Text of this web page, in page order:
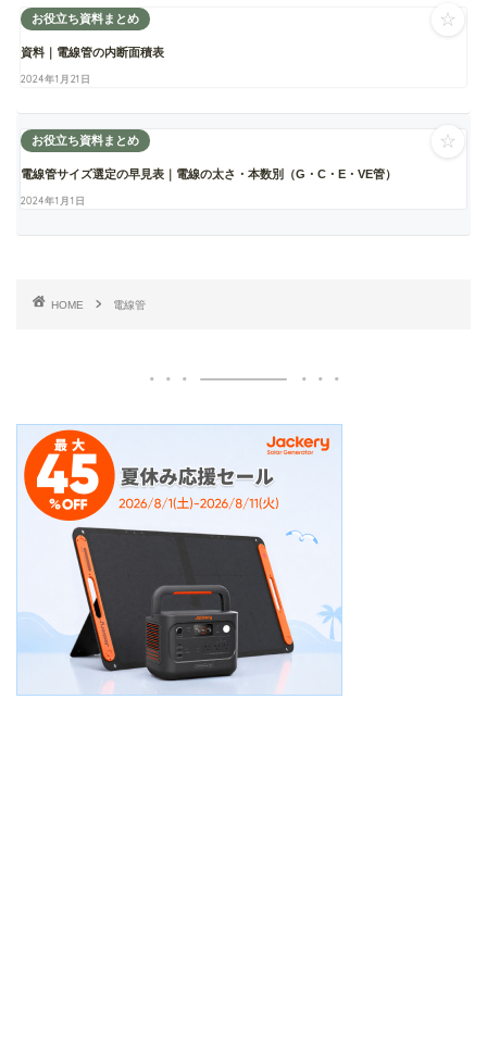
お役立ち資料まとめ
資料｜電線管の内断面積表
2024年1月21日
☆
お役立ち資料まとめ
電線管サイズ選定の早見表｜電線の太さ・本数別（G・C・E・VE管）
2024年1月1日
☆
HOME 電線管